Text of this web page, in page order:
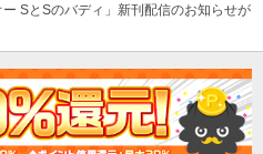
SとSのバディ」新刊配信のお知らせが